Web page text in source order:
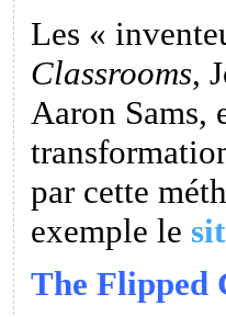
Les «
Classrooms,
Aaron Sams,
par cette
exemple le
The Flipped